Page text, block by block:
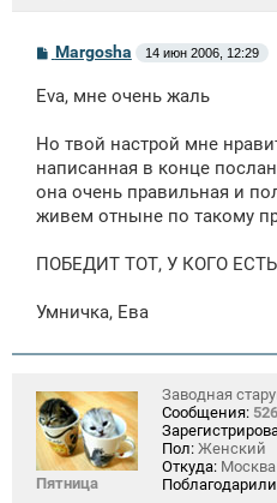
С
о
б
н
и
Margosha 14 июн 2006, 12:29
Eva, мне очень жаль
Но твой настрой мне
написанная в конце
она очень правильная и
живем отныне по такому
ПОБЕДИТ ТОТ, У КОГО
Умничка, Ева
Пятница
Заводная
Сообщения:
Пол: Женский
Откуда: Москва